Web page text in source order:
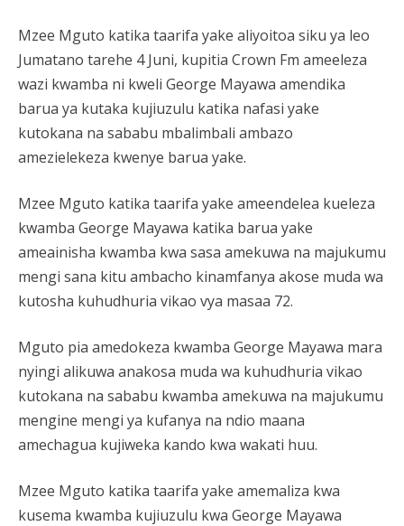
Mzee Mguto katika taarifa yake aliyoitoa siku ya leo
Jumatano tarehe 4 Juni, kupitia Crown Fm ameeleza
wazi kwamba ni kweli George Mayawa amendika
barua ya kutaka kujiuzulu katika nafasi yake
kutokana na sababu mbalimbali ambazo
amezielekeza kwenye barua yake.
Mzee Mguto katika taarifa yake ameendelea kueleza
kwamba George Mayawa katika barua yake
ameainisha kwamba kwa sasa amekuwa na majukumu
mengi sana kitu ambacho kinamfanya akose muda wa
kutosha kuhudhuria vikao vya masaa 72.
Mguto pia amedokeza kwamba George Mayawa mara
nyingi alikuwa anakosa muda wa kuhudhuria vikao
kutokana na sababu kwamba amekuwa na majukumu
mengine mengi ya kufanya na ndio maana
amechagua kujiweka kando kwa wakati huu.
Mzee Mguto katika taarifa yake amemaliza kwa
kusema kwamba kujiuzulu kwa George Mayawa